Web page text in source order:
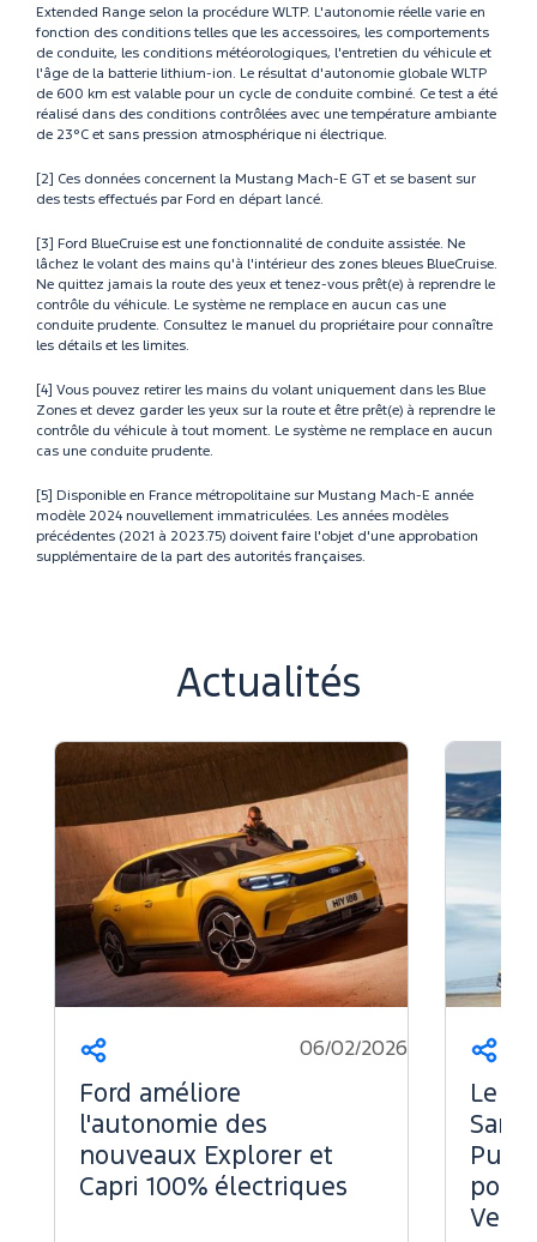
Extended Range selon la procédure WLTP. L'autonomie réelle varie en
fonction des conditions telles que les accessoires, les comportements
de conduite, les conditions météorologiques, l'entretien du véhicule et
l'âge de la batterie lithium-ion. Le résultat d'autonomie globale WLTP
de 600 km est valable pour un cycle de conduite combiné. Ce test a été
réalisé dans des conditions contrôlées avec une température ambiante
de 23°C et sans pression atmosphérique ni électrique.
[2] Ces données concernent la Mustang Mach-E GT et se basent sur
des tests effectués par Ford en départ lancé.
[3] Ford BlueCruise est une fonctionnalité de conduite assistée. Ne
lâchez le volant des mains qu'à l'intérieur des zones bleues BlueCruise.
Ne quittez jamais la route des yeux et tenez-vous prêt(e) à reprendre le
contrôle du véhicule. Le système ne remplace en aucun cas une
conduite prudente. Consultez le manuel du propriétaire pour connaître
les détails et les limites.
[4] Vous pouvez retirer les mains du volant uniquement dans les Blue
Zones et devez garder les yeux sur la route et être prêt(e) à reprendre le
contrôle du véhicule à tout moment. Le système ne remplace en aucun
cas une conduite prudente.
[5] Disponible en France métropolitaine sur Mustang Mach-E année
modèle 2024 nouvellement immatriculées. Les années modèles
précédentes (2021 à 2023.75) doivent faire l'objet d'une approbation
supplémentaire de la part des autorités françaises.
Actualités
Partager 06/02/2026
Ford améliore
l'autonomie des
nouveaux Explorer et
Capri 100% électriques
Le
Sans
pour